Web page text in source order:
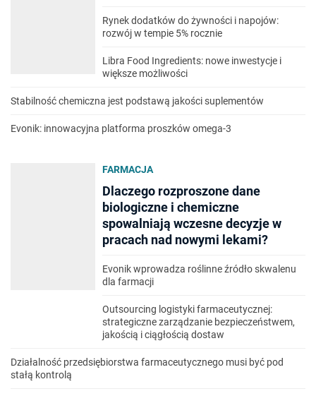
Rynek dodatków do żywności i napojów:
rozwój w tempie 5% rocznie
Libra Food Ingredients: nowe inwestycje i
większe możliwości
Stabilność chemiczna jest podstawą jakości suplementów
Evonik: innowacyjna platforma proszków omega-3
FARMACJA
Dlaczego rozproszone dane
biologiczne i chemiczne
spowalniają wczesne decyzje w
pracach nad nowymi lekami?
Evonik wprowadza roślinne źródło skwalenu
dla farmacji
Outsourcing logistyki farmaceutycznej:
strategiczne zarządzanie bezpieczeństwem,
jakością i ciągłością dostaw
Działalność przedsiębiorstwa farmaceutycznego musi być pod
stałą kontrolą